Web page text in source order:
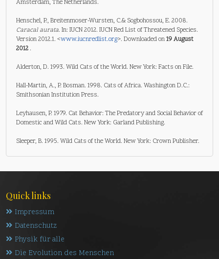
Amsterdam, The Netherlands.
Henschel, P., Breitenmoser-Wursten, C.& Sogbohossou, E. 2008.
Caracal aurata. In: IUCN 2012. IUCN Red List of Threatened Species.
Version 2012.1. <www.iucnredlist.org>. Downloaded on19 August
2012.
Alderton, D. 1993. Wild Cats of the World. New York: Facts on File.
Hall-Martin, A., P. Bosman. 1998. Cats of Africa. Washington D.C.:
Smithsonian Institution Press.
Leyhausen, P. 1979. Cat Behavior: The Predatory and Social Behavior of
Domestic and Wild Cats. New York: Garland Publishing.
Sleeper, B. 1995. Wild Cats of the World. New York: Crown Publisher.
Quick links
Impressum
Datenschutz
Physik für alle
Die Evolution des Menschen